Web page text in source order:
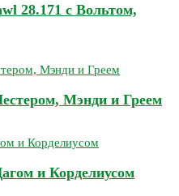
28.171 с Вольтом,
Мэнди и Греем
и Корделиусом